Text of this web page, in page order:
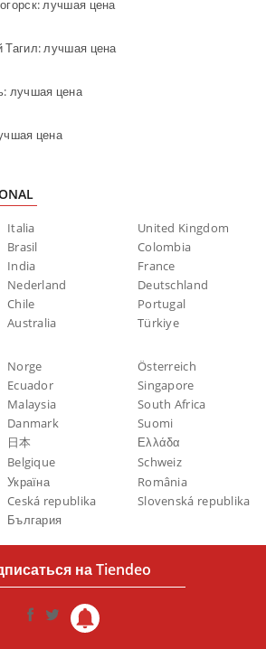
лучшая цена
лучшая цена
лучшая цена
цена
Italia
United Kingdom
Brasil
Colombia
India
France
Nederland
Deutschland
Chile
Portugal
Australia Türkiye
Norge
Österreich
Ecuador
Singapore
Malaysia
South Africa
Danmark
Suomi
日本
Ελλάδα
Belgique
Schweiz
Україна
România
Ceská republika
Slovenská republika
България
на Tiendeo